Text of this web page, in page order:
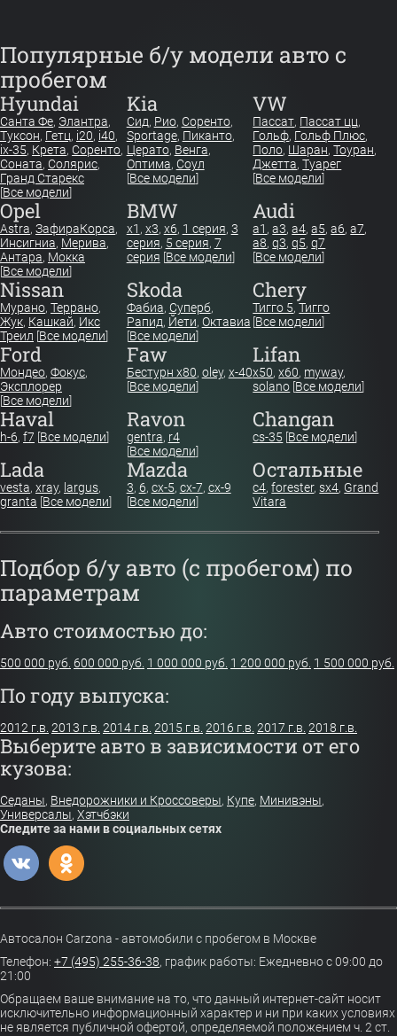
Популярные б/у модели авто с
пробегом
Hyundai
Санта Фе, Элантра,
Туксон, Гетц, i20, i40,
ix-35, Крета, Соренто,
Соната, Солярис,
Гранд Старекс
[Все модели]
Kia
Сид, Рио, Соренто,
Sportage, Пиканто,
Церато, Венга,
Оптима, Соул
[Все модели]
VW
Пассат, Пассат цц,
Гольф, Гольф Плюс,
Поло, Шаран,Тоуран,
Джетта,Туарег
[Все модели]
Opel
Astra, ЗафираКорса,
Инсигниа, Мерива,
Антара, Мокка
[Все модели]
BMW
x1 , x3, x6, 1 серия, 3
серия, 5 серия, 7
серия [Все модели]
Audi
a1 ,a3,a4,a5,a6,a7,
a8,q3,q5,q7
[Все модели]
Nissan
Мурано, Террано,
Жук, Кашкай, Икс
Треил [Все модели]
Skoda
Фабиа, Суперб,
Рапид, Йети, Октавиа
[Все модели]
Chery
Тигго 5,Тигго
[Все модели]
Ford
Мондео, Фокус,
Эксплорер
[Все модели]
Faw
Бестурн х80, oley, x-40
[Все модели]
Lifan
x50,x60, myway,
solano [Все модели]
Haval
h-6, f7 [Все модели]
Ravon
gentra, r4
[Все модели]
Changan
cs-35 [Все модели]
Lada
vesta, xray, largus,
granta [Все модели]
Mazda
3, 6, cx-5, cx-7, cx-9
[Все модели]
Остальные
c4,forester,sx4, Grand
Vitara
Подбор б/у авто (с пробегом) по
параметрам
Авто стоимостью до:
500 000 руб. 600 000 руб. 1 000 000 руб. 1 200 000 руб. 1 500 000 руб.
По году выпуска:
2012 г.в. 2013 г.в. 2014 г.в. 2015 г.в. 2016 г.в. 2017 г.в. 2018 г.в.
Выберите авто в зависимости от его
кузова:
Седаны, Внедорожники и Кроссоверы, Купе, Минивэны,
Универсалы, Хэтчбэки
Следите за нами в социальных сетях
Автосалон Carzona - автомобили с пробегом в Москве
Телефон: +7 (495) 255-36-38, график работы: Ежедневно с 09:00 до
21:00
Обращаем ваше внимание на то, что данный интернет-сайт носит
исключительно информационный характер и ни при каких условиях
не является публичной офертой, определяемой положением ч. 2 ст.